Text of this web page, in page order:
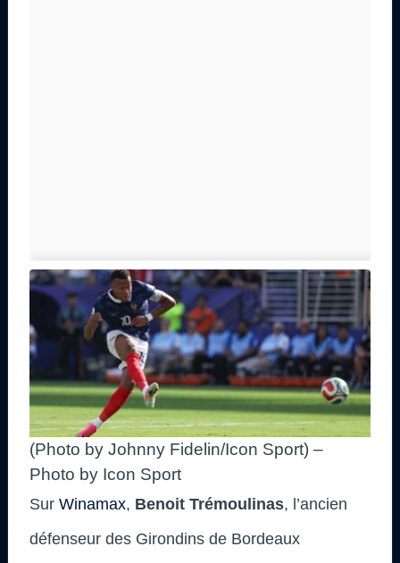
(Photo by Johnny Fidelin/Icon Sport) –
Photo by Icon Sport
Sur Winamax, Benoit Trémoulinas, l’ancien
défenseur des Girondins de Bordeaux